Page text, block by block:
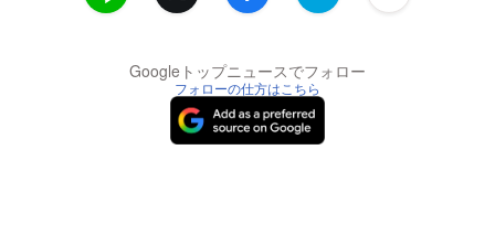
Googleトップニュースでフォロー
フォローの仕方はこちら